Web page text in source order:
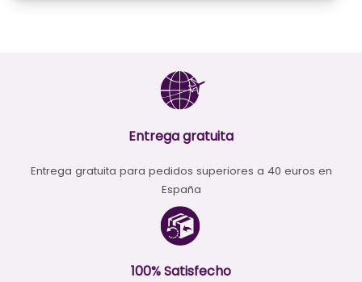
Entrega gratuita
Entrega gratuita para pedidos superiores a 40 euros en
España
100% Satisfecho